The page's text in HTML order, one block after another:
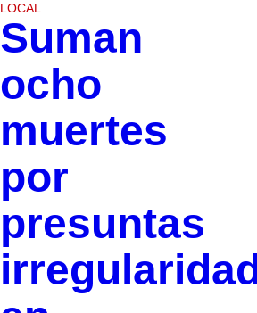
LOCAL
Suman
ocho
muertes
por
presuntas